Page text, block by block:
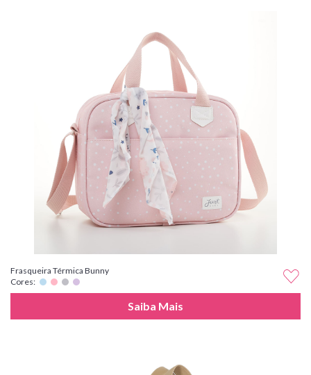
Frasqueira Térmica Bunny
Cores:
Saiba Mais